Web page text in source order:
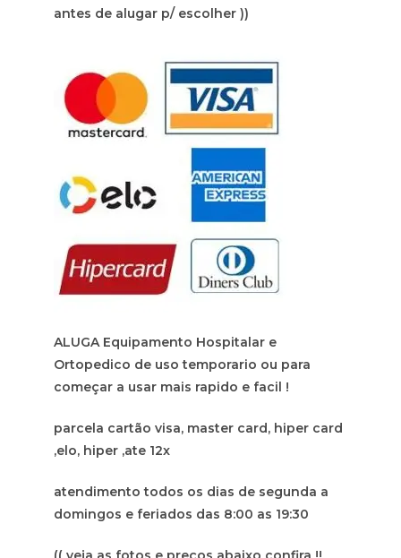
antes de alugar p/ escolher ))
ALUGA Equipamento Hospitalar e
Ortopedico de uso temporario ou para
começar a usar mais rapido e facil !
parcela cartão visa, master card, hiper card
,elo, hiper ,ate 12x
atendimento todos os dias de segunda a
domingos e feriados das 8:00 as 19:30